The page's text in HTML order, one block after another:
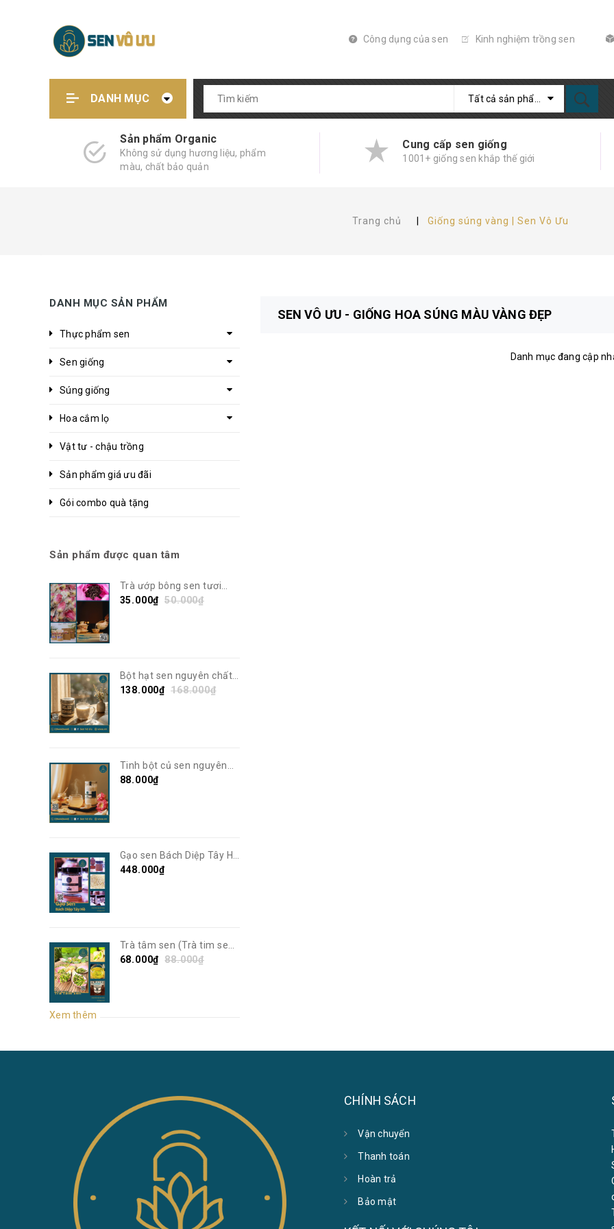
Công dụng của sen Kinh nghiệm trồng sen
DANH MỤC
Sản phẩm Organic
Không sử dụng hương liệu, phẩm
màu, chất bảo quản
Cung cấp sen giống
1001+ giống sen khắp thế giới
Trang chủ Giống súng vàng | Sen Vô Ưu
SEN VÔ ƯU - GIỐNG HOA SÚNG MÀU VÀNG ĐẸP
Danh mục đang cập
DANH MỤC SẢN PHẨM
Thực phẩm sen
Sen giống
Súng giống
Hoa cắm lọ
Vật tư - chậu trồng
Sản phẩm giá ưu đãi
Gói combo quà tặng
Sản phẩm được quan tâm
Trà ướp bông sen tươi
Bách Diệp Tây Hồ | Sen Vô
35.000₫ 50.000₫
Bột hạt sen nguyên chất |
Thơm ngon, giàu dinh
138.000₫ 168.000₫
Tinh bột củ sen nguyên
chất | Sen Vô Ưu
88.000₫
Gạo sen Bách Diệp Tây Hồ
sấy khô | Sen Vô Ưu
448.000₫
Trà tâm sen (Trà tim sen)
| Sen Vô Ưu
68.000₫ 88.000₫
Xem thêm
CHÍNH SÁCH
Vận chuyển
Thanh toán
Hoàn trả
Bảo mật